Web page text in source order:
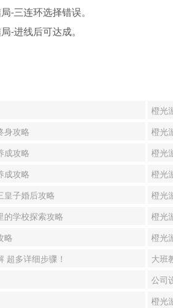
三连环选择错误。
进线后可达成。
橙光
身攻略
橙光
成攻略
橙光
成攻略
橙光
皇子婚后攻略
橙光
的学校探索攻略
橙光
略
橙光
超多详细步骤！
大班
公司
橙光